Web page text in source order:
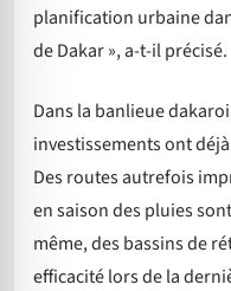
planification urbaine
de Dakar », a-t-il précisé.
Dans la banlieue
investissements ont
Des routes autrefois
en saison des pluies
même, des bassins de
efficacité lors de la